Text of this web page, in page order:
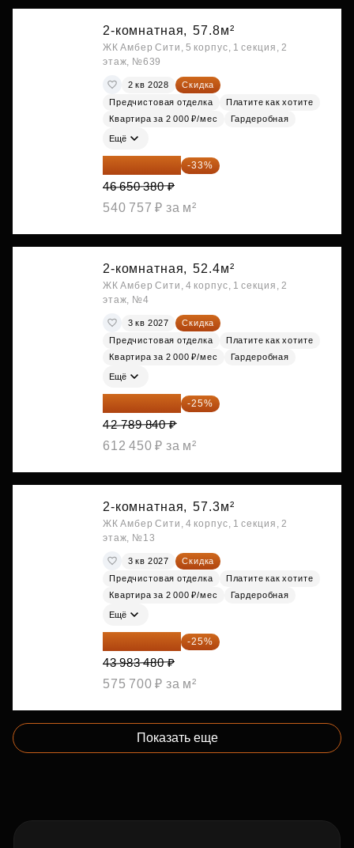
2-комнатная, 57.8м²
ЖК Амбер Сити, 5 корпус, 1 секция, 2
этаж, №639
2 кв 2028
Скидка
Предчистовая отделка
Платите как хотите
Квартира за 2 000 ₽/мес
Гардеробная
Ещё
31 255 755 ₽ -33%
46 650 380 ₽
540 757 ₽ за м²
2-комнатная, 52.4м²
ЖК Амбер Сити, 4 корпус, 1 секция, 2
этаж, №4
3 кв 2027
Скидка
Предчистовая отделка
Платите как хотите
Квартира за 2 000 ₽/мес
Гардеробная
Ещё
32 092 380 ₽ -25%
42 789 840 ₽
612 450 ₽ за м²
2-комнатная, 57.3м²
ЖК Амбер Сити, 4 корпус, 1 секция, 2
этаж, №13
3 кв 2027
Скидка
Предчистовая отделка
Платите как хотите
Квартира за 2 000 ₽/мес
Гардеробная
Ещё
32 987 610 ₽ -25%
43 983 480 ₽
575 700 ₽ за м²
Показать еще